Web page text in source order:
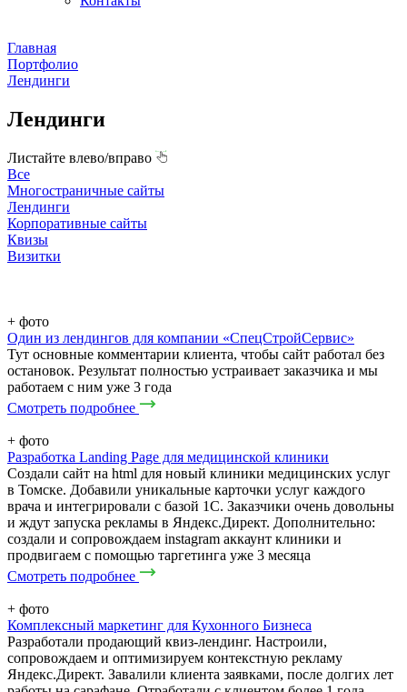
Главная
Портфолио
Лендинги
Лендинги
Листайте влево/вправо
Все
Многостраничные сайты
Лендинги
Корпоративные сайты
Квизы
Визитки
+ фото
Один из лендингов для компании «СпецСтройСервис»
Тут основные комментарии клиента, чтобы сайт работал без
остановок. Результат полностью устраивает заказчика и мы
работаем с ним уже 3 года
Смотреть подробнее
+ фото
Разработка Landing Page для медицинской клиники
Создали сайт на html для новый клиники медицинских услуг
в Томске. Добавили уникальные карточки услуг каждого
врача и интегрировали с базой 1С. Заказчики очень довольны
и ждут запуска рекламы в Яндекс.Директ. Дополнительно:
создали и сопровождаем instagram аккаунт клиники и
продвигаем с помощью таргетинга уже 3 месяца
Смотреть подробнее
+ фото
Комплексный маркетинг для Кухонного Бизнеса
Разработали продающий квиз-лендинг. Настроили,
сопровождаем и оптимизируем контекстную рекламу
Яндекс.Директ. Завалили клиента заявками, после долгих лет